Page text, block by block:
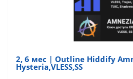
2, 6 мес | Outline Hiddify
Hysteria,VLESS,SS